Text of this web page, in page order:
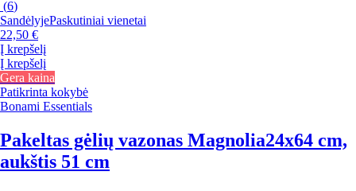
(6)
SandėlyjePaskutiniai vienetai
22,50 €
Į krepšelį
Į krepšelį
Gera kaina
Patikrinta kokybė
Bonami Essentials
Pakeltas gėlių vazonas Magnolia24x64 cm,
aukštis 51 cm